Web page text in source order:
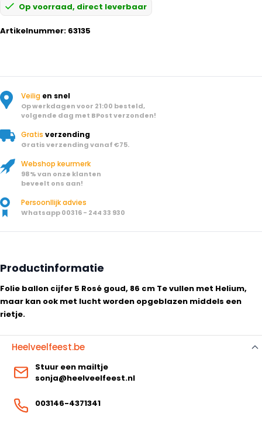
Op voorraad, direct leverbaar
Artikelnummer: 63135
Veilig en snel
Op werkdagen voor 21:00 besteld,
volgende dag met BPost verzonden!
Gratis verzending
Gratis verzending vanaf €75.
Webshop keurmerk
98% van onze klanten
beveelt ons aan!
Persoonllijk advies
Whatsapp 00316 - 244 33 930
Productinformatie
Folie ballon cijfer 5 Rosé goud, 86 cm Te vullen met Helium,
maar kan ook met lucht worden opgeblazen middels een
rietje.
Heelveelfeest.be
Stuur een mailtje
sonja@heelveelfeest.nl
003146-4371341